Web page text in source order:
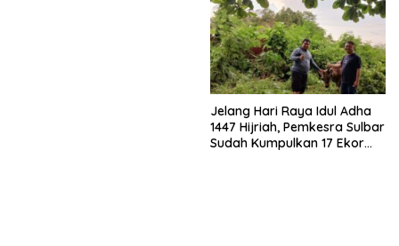
Jelang Hari Raya Idul Adha
1447 Hijriah, Pemkesra Sulbar
Sudah Kumpulkan 17 Ekor